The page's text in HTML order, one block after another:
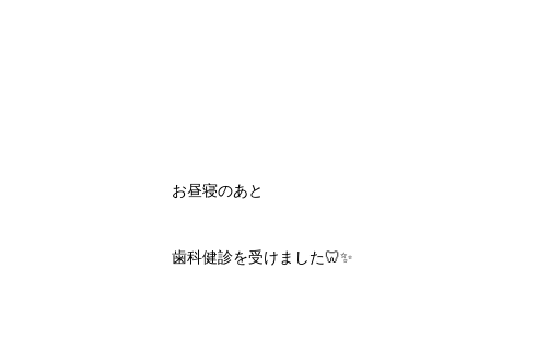
お昼寝のあと
歯科健診を受けました🦷✨